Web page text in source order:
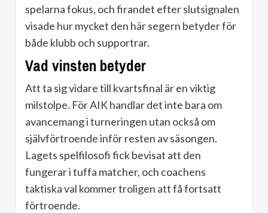
spelarna fokus, och firandet efter slutsignalen
visade hur mycket den här segern betyder för
både klubb och supportrar.
Vad vinsten betyder
Att ta sig vidare till kvartsfinal är en viktig
milstolpe. För AIK handlar det inte bara om
avancemang i turneringen utan också om
självförtroende inför resten av säsongen.
Lagets spelfilosofi fick bevisat att den
fungerar i tuffa matcher, och coachens
taktiska val kommer troligen att få fortsatt
förtroende.